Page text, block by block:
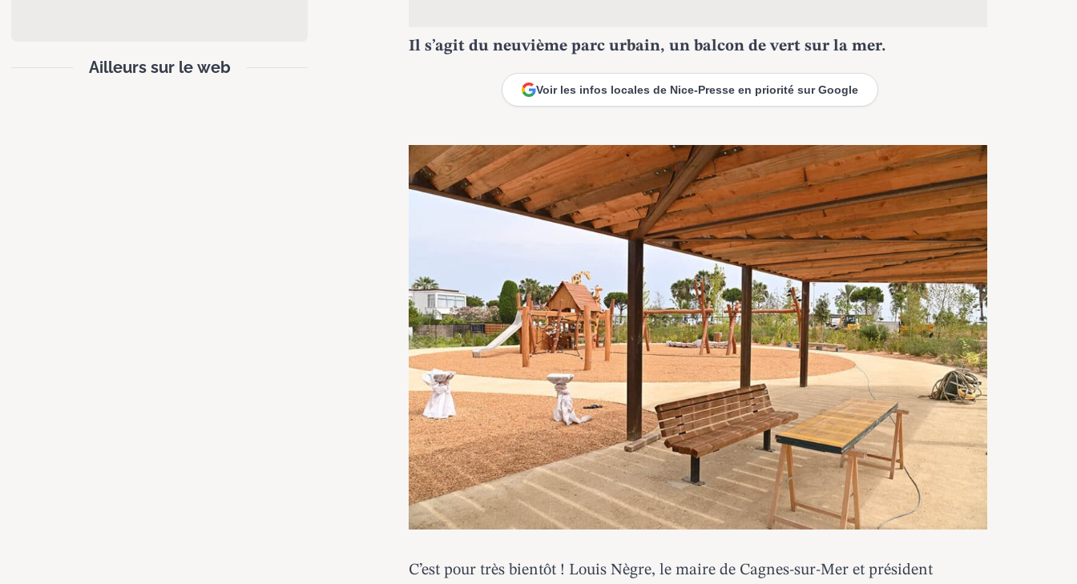
Il s’agit du neuvième parc urbain, un balcon de vert sur la mer.
Voir les infos locales de Nice-Presse en priorité sur Google
C’est pour très bientôt ! Louis Nègre, le maire de Cagnes-sur-Mer et président
Ailleurs sur le web